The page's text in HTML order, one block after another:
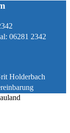
06281 2342
Holderbach